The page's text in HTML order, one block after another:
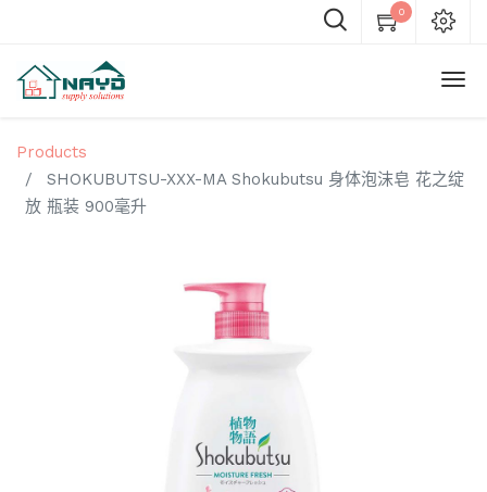
0
Products
SHOKUBUTSU-XXX-MA Shokubutsu 身体泡沫皂 花之绽
放 瓶装 900毫升